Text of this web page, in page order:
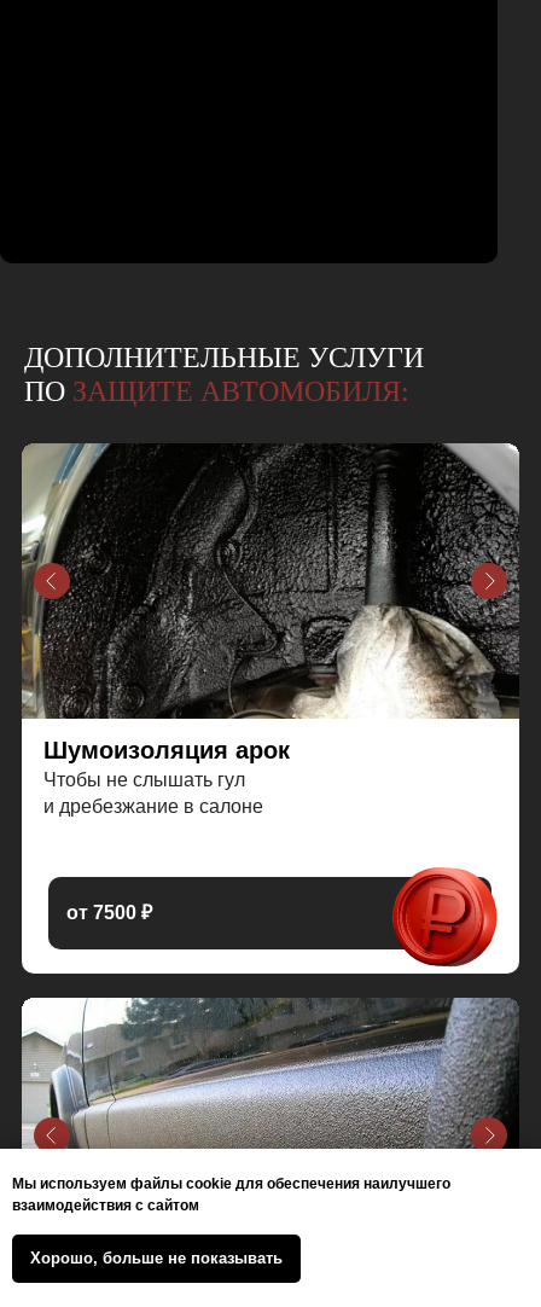
ДОПОЛНИТЕЛЬНЫЕ УСЛУГИ
ПО ЗАЩИТЕ АВТОМОБИЛЯ:
Чтобы не слышать гул
и дребезжание в салоне
Шумоизоляция арок
от 7500 ₽
+7 (930) 830 1401
Мы используем файлы cookie для обеспечения наилучшего
взаимодействия с сайтом
Хорошо, больше не показывать